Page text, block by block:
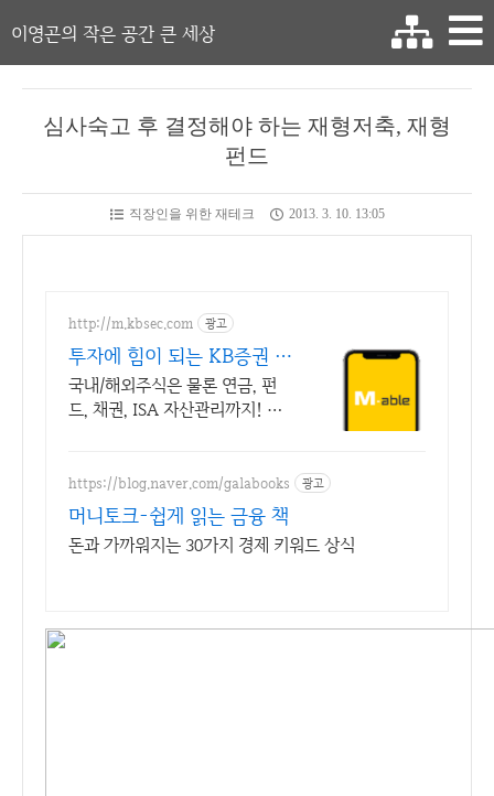
이영곤의 작은 공간 큰 세상
심사숙고 후 결정해야 하는 재형저축, 재형
펀드
직장인을 위한 재테크 2013. 3. 10. 13:05
http://m.kbsec.com 광고
투자에 힘이 되는 KB증권 스
마트한 투자의 시작
국내/해외주식은 물론 연금, 펀
드, 채권, ISA 자산관리까지! 종
투자 경험
https://blog.naver.com/galabooks 광고
머니토크-쉽게 읽는 금융 책
돈과 가까워지는 30가지 경제 키워드 상식